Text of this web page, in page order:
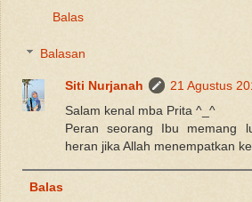
Balas
Balasan
Siti Nurjanah
21 Agustus
Salam kenal mba Prita ^_^
Peran seorang Ibu memang
heran jika Allah menempatkan
Balas